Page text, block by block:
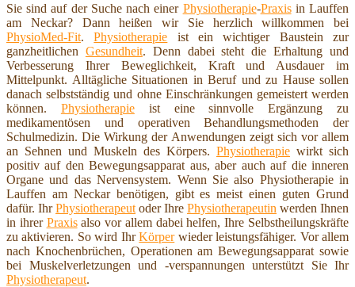
Sie sind auf der Suche nach einer Physiotherapie-Praxisin Lauffen
am Neckar? Dann heißen wir Sie herzlich willkommen bei
PhysioMed-Fit.Physiotherapie ist ein wichtiger Baustein zur
ganzheitlichen Gesundheit. Denn dabei steht die Erhaltung und
Verbesserung Ihrer Beweglichkeit, Kraft und Ausdauer im
Mittelpunkt. Alltägliche Situationen in Beruf und zu Hause sollen
danach selbstständig und ohne Einschränkungen gemeistert werden
können. Physiotherapieist eine sinnvolle Ergänzung zu
medikamentösen und operativen Behandlungsmethoden der
Schulmedizin. Die Wirkung der Anwendungen zeigt sich vor allem
an Sehnen und Muskeln des Körpers. Physiotherapie wirkt sich
positiv auf den Bewegungsapparat aus, aber auch auf die inneren
Organe und das Nervensystem. Wenn Sie also Physiotherapie in
Lauffen am Neckar benötigen, gibt es meist einen guten Grund
dafür. IhrPhysiotherapeut oder Ihre Physiotherapeutin werden Ihnen
in ihrer Praxisalso vor allem dabei helfen, Ihre Selbstheilungskräfte
zu aktivieren. So wird IhrKörperwieder leistungsfähiger. Vor allem
nach Knochenbrüchen, Operationen am Bewegungsapparat sowie
bei Muskelverletzungen und -verspannungen unterstützt Sie Ihr
Physiotherapeut.